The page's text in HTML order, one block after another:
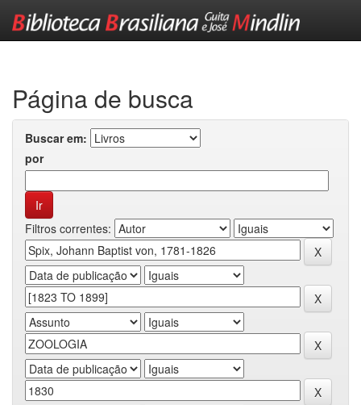
Página de busca
Buscar em:
por
Filtros correntes: